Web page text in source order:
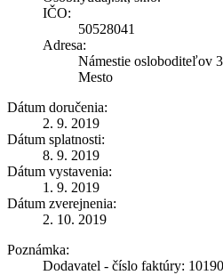
IČO:
50528041
Adresa:
Námestie osloboditeľov
Mesto
Dátum doručenia:
2. 9. 2019
Dátum splatnosti:
8. 9. 2019
Dátum vystavenia:
1. 9. 2019
Dátum zverejnenia:
2. 10. 2019
Poznámka:
Dodavatel - číslo faktúry: